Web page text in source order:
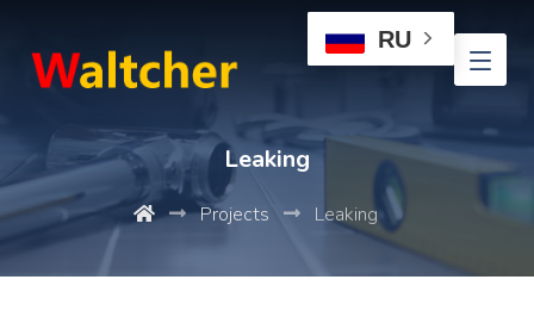
RU
Leaking
Projects Leaking